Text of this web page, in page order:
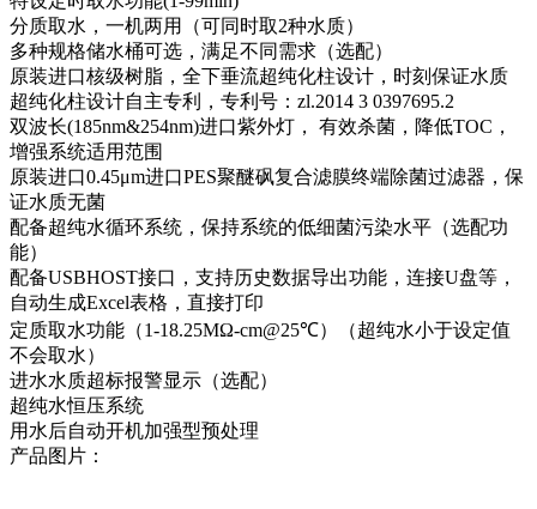
分质取水，一机两用（可同时取2种水质）
多种规格储水桶可选，满足不同需求（选配）
原装进口核级树脂，全下垂流超纯化柱设计，时刻保证水质
超纯化柱设计自主专利，专利号：zl.2014 3 0397695.2
双波长(185nm&254nm)进口紫外灯， 有效杀菌，降低TOC，
增强系统适用范围
原装进口0.45μm进口PES聚醚砜复合滤膜终端除菌过滤器，保
证水质无菌
配备超纯水循环系统，保持系统的低细菌污染水平（选配功
能）
配备USBHOST接口，支持历史数据导出功能，连接U盘等，
自动生成Excel表格，直接打印
定质取水功能（1-18.25MΩ-cm@25℃）（超纯水小于设定值
不会取水）
进水水质超标报警显示（选配）
超纯水恒压系统
用水后自动开机加强型预处理
产品图片：